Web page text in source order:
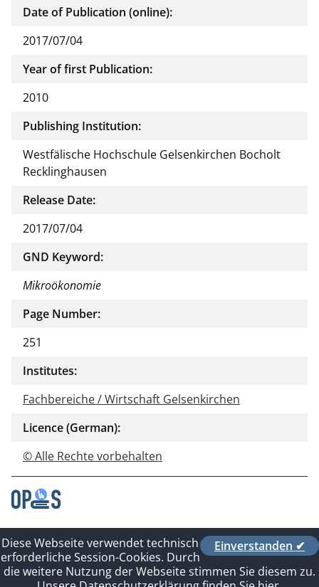
Date of Publication (online):
2017/07/04
Year of first Publication:
2010
Publishing Institution:
Westfälische Hochschule Gelsenkirchen Bocholt
Recklinghausen
Release Date:
2017/07/04
GND Keyword:
Mikroökonomie
Page Number:
251
Institutes:
Fachbereiche / Wirtschaft Gelsenkirchen
Licence (German):
© Alle Rechte vorbehalten
Contact
Privacy Policy
Imprint
Einverstanden ✔
Diese Webseite verwendet technisch
erforderliche Session-Cookies. Durch
die weitere Nutzung der Webseite stimmen Sie diesem zu.